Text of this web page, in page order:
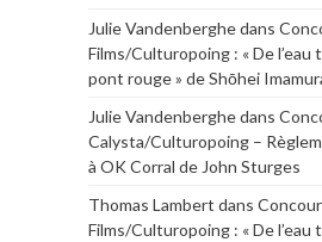
Julie Vandenberghedans
Films/Culturopoing : « De l’eau
pont rouge » de Shōhei
Julie Vandenberghedans
Calysta/Culturopoing –
à OK Corral de John Sturges
Thomas Lambert dans
Films/Culturopoing : « De l’eau